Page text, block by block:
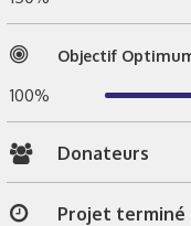
Objectif
100%
Donateurs
Projet terminé